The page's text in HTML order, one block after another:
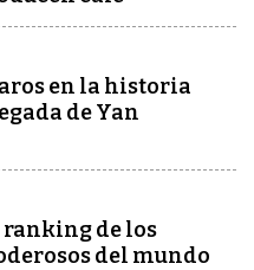
en la historia
de Yan
de los
del mundo